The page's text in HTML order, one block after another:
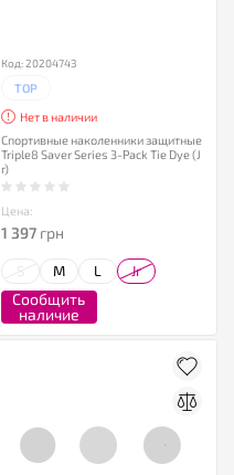
Код: 20204743
TOP
Нет в наличии
Спортивные наколенники защитные
Triple8 Saver Series 3-Pack Tie Dye (J
r)
Цена:
1 397грн
M L Jr
Сообщить
наличие